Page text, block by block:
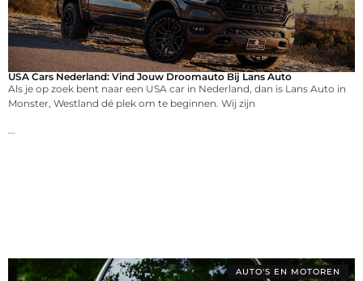
USA Cars Nederland: Vind Jouw Droomauto Bij Lans Auto
Als je op zoek bent naar een USA car in Nederland, dan is Lans Auto in
Monster, Westland dé plek om te beginnen. Wij zijn
AUTO'S EN MOTOREN